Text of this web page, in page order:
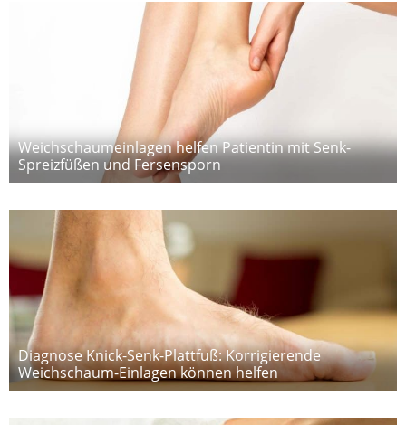
Weichschaumeinlagen helfen Patientin mit Senk-
Spreizfüßen und Fersensporn
Diagnose Knick-Senk-Plattfuß: Korrigierende
Weichschaum-Einlagen können helfen